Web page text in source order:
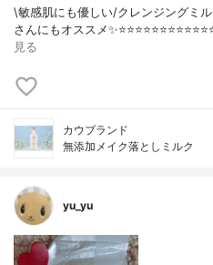
\敏感肌にも優しい/クレンジングミ
さんにもオススメ
見る
カウブランド
無添加メイク落としミルク
yu_yu